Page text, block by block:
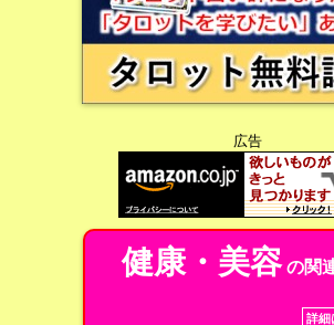
広告
健康・美容の関
詳細